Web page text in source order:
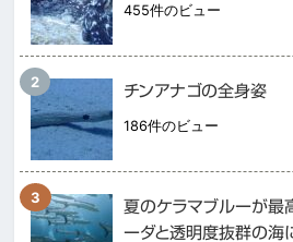
455件のビュー
チンアナゴの全身姿
186件のビュー
夏のケラマブルーが最
ーダと透明度抜群の海